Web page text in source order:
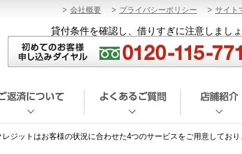
サイト
プライバシーポリシー
会社概要
貸付条件を確認し、借りすぎに注意しましょ
レジットはお客様の状況に合わせた4つのサービスをご用意しており